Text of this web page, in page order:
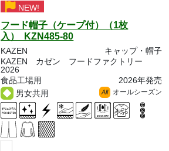
NEW!
フード帽子（ケープ付）（1枚
入） KZN485-80
KAZEN
キャップ・帽子
KAZEN カゼン フードファクトリー
2026
食品工場用
2026年発売
男女共用
All オールシーズン